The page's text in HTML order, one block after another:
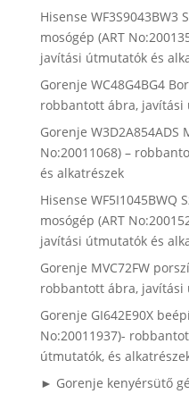
Hisense
mosógép (ART
javítási útmutatók és
Gorenje WC48G4BG4
robbantott ábra, javítási
Gorenje W3D2A854ADS
No:20011068) –
és alkatrészek
Hisense WF5I1045BWQ
mosógép (ART
javítási útmutatók és
Gorenje MVC72FW
robbantott ábra, javítási
Gorenje GI642E90X
No:20011937)-
útmutatók, és
► Gorenje kenyérsütő